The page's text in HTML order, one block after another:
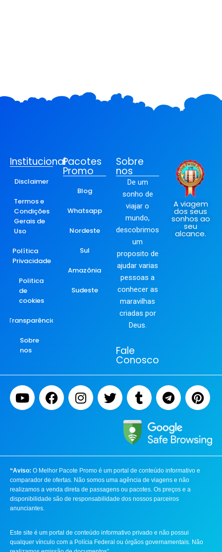
Institucional
Disclaimer
Termos e
Condições
Gerais de
Uso
Política
Privacidade
Politica
de
cookies
Transparência
Sobre
nos
Pacotes
Promo
Blog
Whatsapp
Nordeste
Sul
Amazônia
Sudeste
Sobre
nos
De um
sonho de
viajar o
mundo,
descobrimos
um
proposito de
ajudar varias
pessoas a
conhecer as
maravilhas
criadas por
Deus.
Fale
Conosco
A viagem
dos seus
sonhos ao
seu
alcance.
“Aviso: O Melhor Pacote Promo é um portal de conteúdo informativo e
comparador de ofertas. Não somos uma agência de viagens e não
realizamos a venda direta de passagens ou pacotes. Os preços e a
disponibilidade são de responsabilidade dos nossos parceiros
anunciantes.
Este site é um portal de conteúdo informativo privado e não possui
qualquer vínculo com a Polícia Federal ou órgãos governamentais. Não